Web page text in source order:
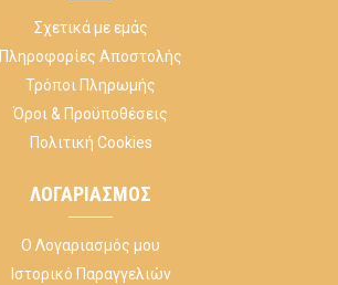
Σχετικά με εμάς
Πληροφορίες Αποστολής
Τρόποι Πληρωμής
Όροι & Προϋποθέσεις
Πολιτική Cookies
ΛΟΓΑΡΙΑΣΜΌΣ
Ο Λογαριασμός μου
Ιστορικό Παραγγελιών